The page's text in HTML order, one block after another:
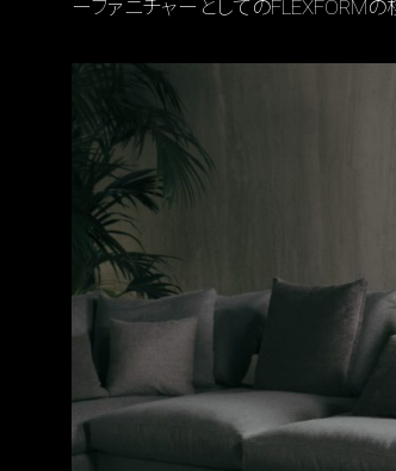
ーファニチャーとしてのFLEXFORMの